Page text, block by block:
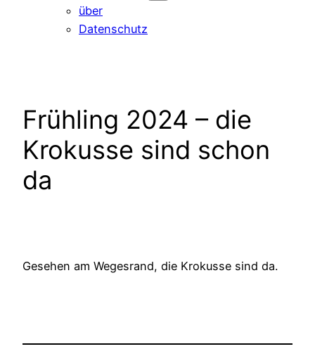
über
Datenschutz
Frühling 2024 – die
Krokusse sind schon
da
Gesehen am Wegesrand, die Krokusse sind da.